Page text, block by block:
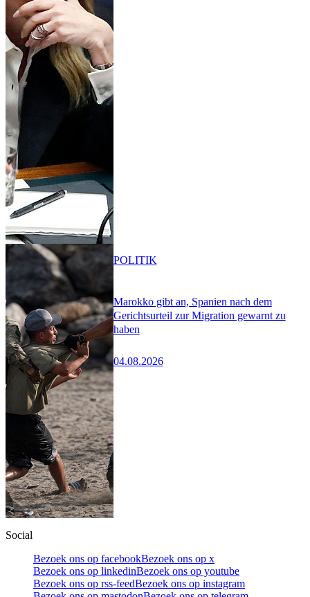
Marokko gibt an, Spanien nach dem
Gerichtsurteil zur Migration gewarnt zu
haben
04.08.2026
POLITIK
Social
Bezoek ons op facebookBezoek ons op x
Bezoek ons op linkedinBezoek ons op youtube
Bezoek ons op rss-feedBezoek ons op instagram